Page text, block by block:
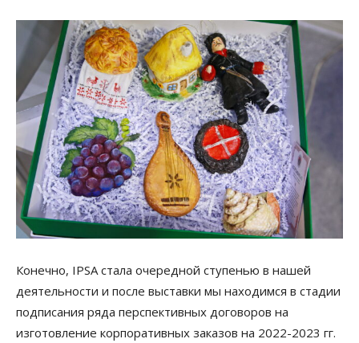
Конечно, IPSA стала очередной ступенью в нашей
деятельности и после выставки мы находимся в стадии
подписания ряда перспективных договоров на
изготовление корпоративных заказов на 2022-2023 гг.